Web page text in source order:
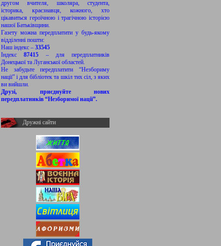
другом вчителя, школяра, студента,
історика, краєзнавця, кожного, хто
цікавиться героїчною і трагічною історією
нашої Батьківщини.
Газету можна передплатити у будь-якому
відділенні пошти:
Наш індекс – 33545
Індекс87415 – для передплатників
Донецької та Луганської областей.
Не забудьте передплатити “Незбориму
нації” і для бібліотек та шкіл тих сіл, з яких
ви вийшли.
Друзі, приєднуйте нових
передплатників “Незборимої нації”.
Дружні сайти